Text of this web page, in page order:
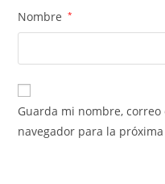
Nombre *
Guarda mi nombre,
navegador para la